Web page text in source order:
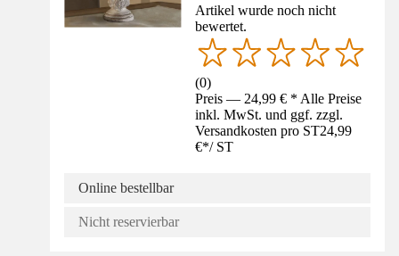
Artikel wurde noch nicht
bewertet.
(0)
Preis — 24,99 € * Alle Preise
inkl. MwSt. und ggf. zzgl.
Versandkosten pro ST24,99
€*/ ST
Online bestellbar
Nicht reservierbar